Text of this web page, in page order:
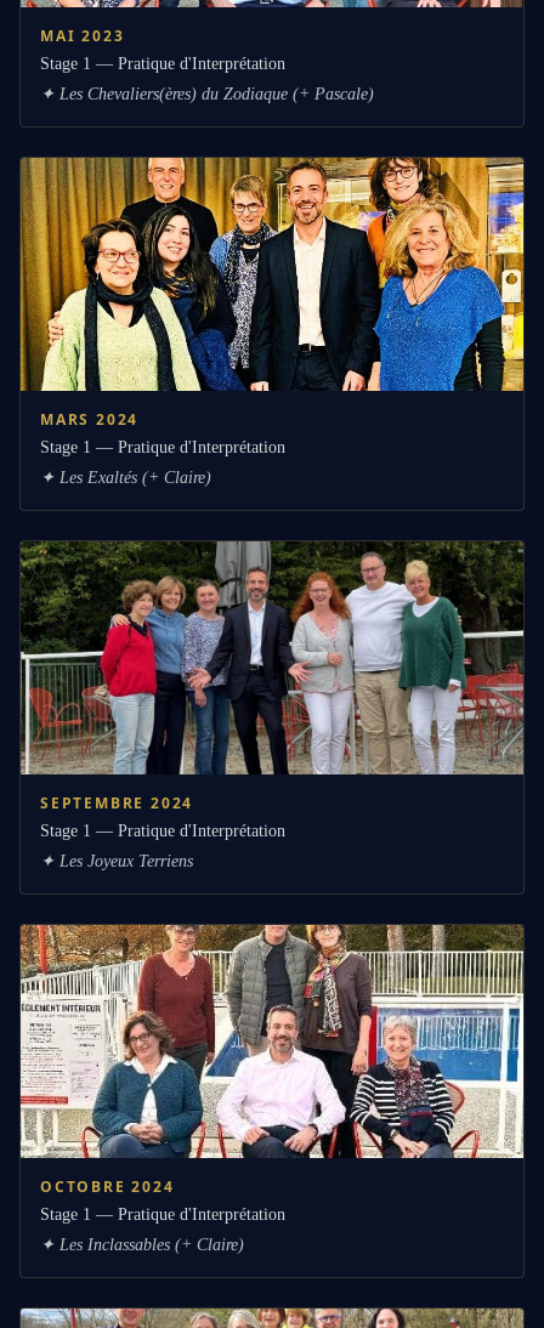
MAI 2023
Stage 1 — Pratique d'Interprétation
✦ Les Chevaliers(ères) du Zodiaque (+ Pascale)
MARS 2024
Stage 1 — Pratique d'Interprétation
✦ Les Exaltés (+ Claire)
SEPTEMBRE 2024
Stage 1 — Pratique d'Interprétation
✦ Les Joyeux Terriens
OCTOBRE 2024
Stage 1 — Pratique d'Interprétation
✦ Les Inclassables (+ Claire)